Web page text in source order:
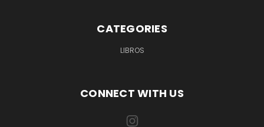
CATEGORIES
LIBROS
CONNECT WITH US